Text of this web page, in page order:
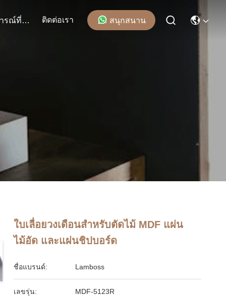
เหตุการณ์ที่เกิดขึ้น ติดต่อเรา สนุกสนาน
ใบเลื่อยวงเดือนสำหรับตัดไม้ MDF แผ่น
ไม้อัด และแผ่นชิปบอร์ด
ชื่อแบรนด์: Lamboss
เลขรุ่น: MDF-5123R